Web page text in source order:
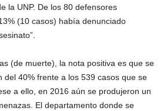
la UNP. De los 80 defensores
(10 casos) había denunciado
(de muerte), la nota positiva es que se
del 40% frente a los 539 casos que se
a ello, en 2016 aún se produjeron un
El departamento donde se